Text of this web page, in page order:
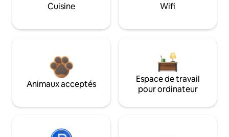
Cuisine Wifi
Animaux acceptés
Espace de travail
pour ordinateur